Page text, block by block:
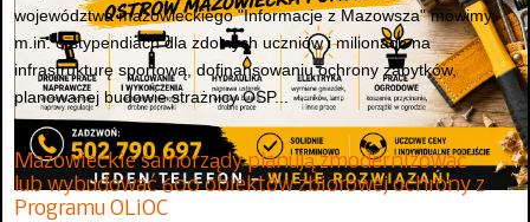
województwa mazowieckiego "Informacje z Mazowsza" mówimy
m.in. o stypendiach dla zdolnych uczniów i milionach na
infrastrukturę sportową, dofinansowaniu ochrony zabytków,
planowanej budowie strażnicy OSP...
Mazowieckie samorządy planują zmodernizować
lub wybudować 600 obiektów zbiorowej ochrony z
Programu OLiOC